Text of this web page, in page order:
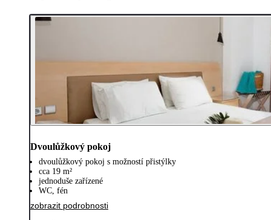
Dvoulůžkový pokoj
dvoulůžkový pokoj s možností přistýlky
cca 19 m²
jednoduše zařízené
WC, fén
zobrazit podrobnosti